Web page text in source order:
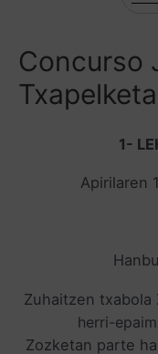
Concurso
Txapelketa
1-
Apirilaren
Zuhaitzen txabola
herri-
Zozketan parte